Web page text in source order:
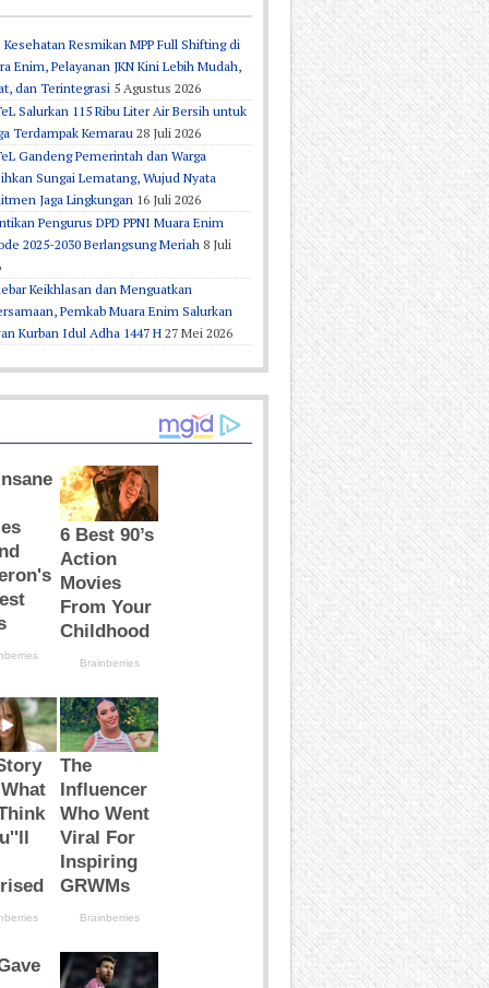
Kesehatan Resmikan MPP Full Shifting di
Enim, Pelayanan JKN Kini Lebih Mudah,
dan Terintegrasi 5 Agustus 2026
Salurkan 115 Ribu Liter Air Bersih untuk
Terdampak Kemarau 28 Juli 2026
Gandeng Pemerintah dan Warga
Sungai Lematang, Wujud Nyata
Jaga Lingkungan 16 Juli 2026
Pengurus DPD PPNI Muara Enim
2025-2030 Berlangsung Meriah 8 Juli
Keikhlasan dan Menguatkan
Pemkab Muara Enim Salurkan
Kurban Idul Adha 1447 H 27 Mei 2026